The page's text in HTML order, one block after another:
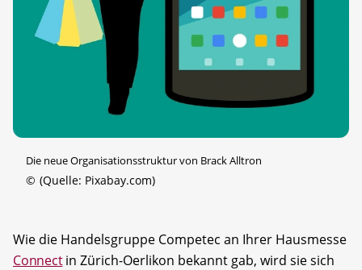
Die neue Organisationsstruktur von Brack Alltron
© (Quelle: Pixabay.com)
Wie die Handelsgruppe Competec an Ihrer Hausmesse
Connectin Zürich-Oerlikon bekannt gab, wird sie sich